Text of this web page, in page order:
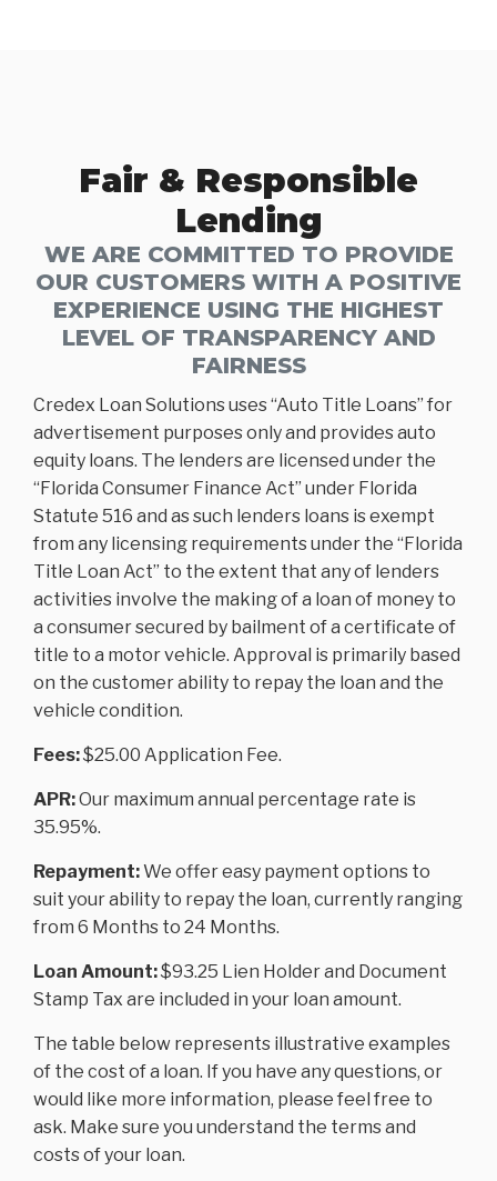
Fair & Responsible
Lending
WE ARE COMMITTED TO PROVIDE
OUR CUSTOMERS WITH A POSITIVE
EXPERIENCE USING THE HIGHEST
LEVEL OF TRANSPARENCY AND
FAIRNESS
Credex Loan Solutions uses “Auto Title Loans” for
advertisement purposes only and provides auto
equity loans. The lenders are licensed under the
“Florida Consumer Finance Act” under Florida
Statute 516 and as such lenders loans is exempt
from any licensing requirements under the “Florida
Title Loan Act” to the extent that any of lenders
activities involve the making of a loan of money to
a consumer secured by bailment of a certificate of
title to a motor vehicle. Approval is primarily based
on the customer ability to repay the loan and the
vehicle condition.
Fees:$25.00 Application Fee.
APR:Our maximum annual percentage rate is
35.95%.
Repayment:We offer easy payment options to
suit your ability to repay the loan, currently ranging
from 6 Months to 24 Months.
Loan Amount:$93.25 Lien Holder and Document
Stamp Tax are included in your loan amount.
The table below represents illustrative examples
of the cost of a loan. If you have any questions, or
would like more information, please feel free to
ask. Make sure you understand the terms and
costs of your loan.